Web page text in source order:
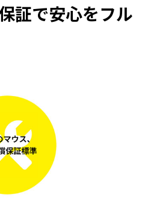
証で安心をフル